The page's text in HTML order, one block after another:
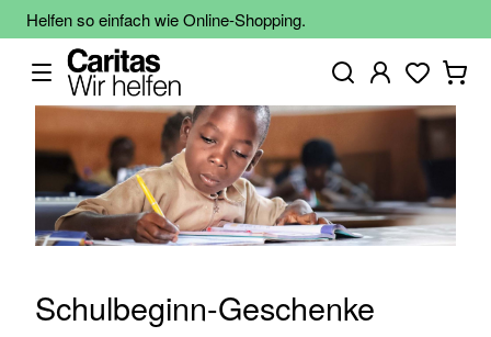
Helfen so einfach wie Online-Shopping.
Schulbeginn-Geschenke